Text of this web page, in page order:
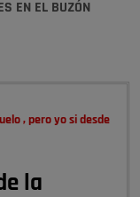
EN EL BUZÓN
, pero yo si desde
la